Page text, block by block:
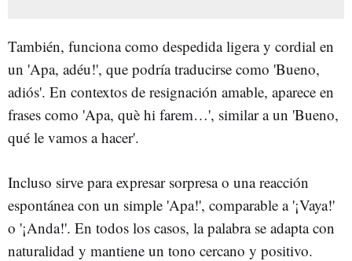
También, funciona como despedida ligera y cordial en
un 'Apa, adéu!', que podría traducirse como 'Bueno,
adiós'. En contextos de resignación amable, aparece en
frases como 'Apa, què hi farem…', similar a un 'Bueno,
qué le vamos a hacer'.
Incluso sirve para expresar sorpresa o una reacción
espontánea con un simple 'Apa!', comparable a '¡Vaya!'
o '¡Anda!'. En todos los casos, la palabra se adapta con
naturalidad y mantiene un tono cercano y positivo.